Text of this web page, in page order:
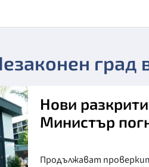
град
Нови
Министър
Продължават